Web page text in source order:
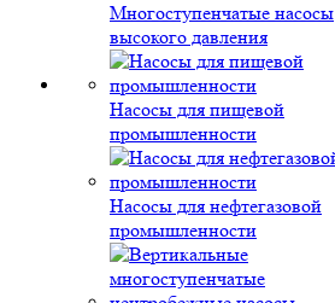
Многоступенчатые насосы
высокого давления
Насосы для пищевой
промышленности
Насосы для нефтегазовой
промышленности